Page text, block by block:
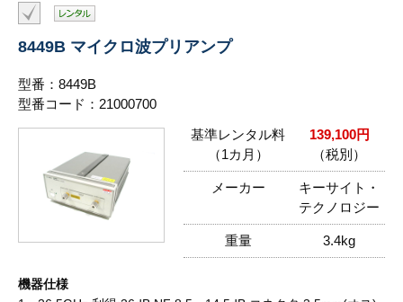
8449B マイクロ波プリアンプ
型番：8449B
型番コード：21000700
基準レンタル料
（1カ月）
139,100円
（税別）
メーカー
キーサイト・
テクノロジー
重量 3.4kg
機器仕様